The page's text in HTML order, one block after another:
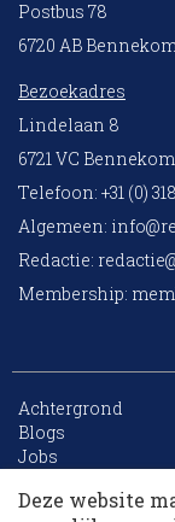
Postbus 78
6720 AB Bennekom
Bezoekadres
Lindelaan 8
6721 VC Bennekom
Telefoon: +31 (0)
Algemeen:
Redactie:
Membership:
Achtergrond
Blogs
Jobs
Archief
Deze website
10
Korting op